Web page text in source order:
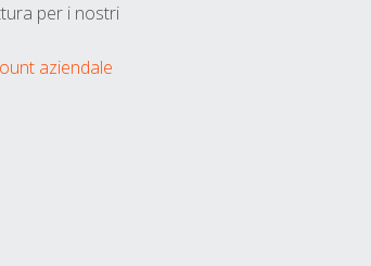
per i nostri
aziendale